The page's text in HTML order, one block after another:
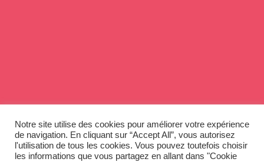
Notre site utilise des cookies pour améliorer votre expérience
de navigation. En cliquant sur “Accept All”, vous autorisez
l'utilisation de tous les cookies. Vous pouvez toutefois choisir
les informations que vous partagez en allant dans "Cookie